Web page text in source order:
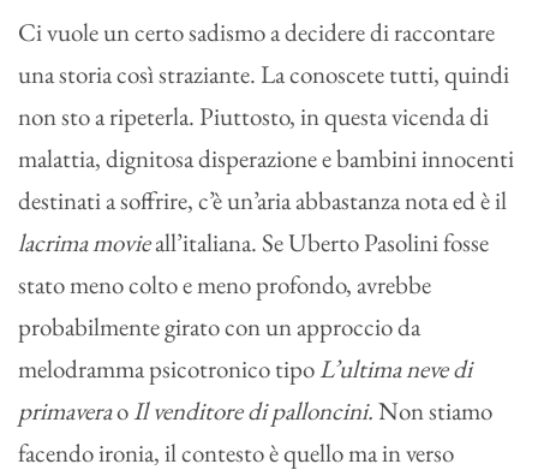
Ci vuole un certo sadismo a decidere di raccontare
una storia così straziante. La conoscete tutti, quindi
non sto a ripeterla. Piuttosto, in questa vicenda di
malattia, dignitosa disperazione e bambini innocenti
destinati a soffrire, c’è un’aria abbastanza nota ed è il
lacrima movieall’italiana. Se Uberto Pasolini fosse
stato meno colto e meno profondo, avrebbe
probabilmente girato con un approccio da
melodramma psicotronico tipoL’ultima neve di
primaveraoIl venditore di palloncini.Non stiamo
facendo ironia, il contesto è quello ma in verso